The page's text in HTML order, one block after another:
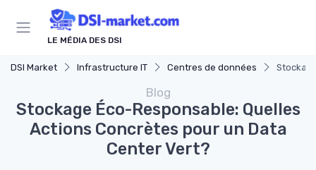
LE MÉDIA DES DSI
DSI Market Infrastructure IT Centres de données
Blog
Stockage Éco-Responsable: Quelles
Actions Concrètes pour un Data
Center Vert?
Panneau de gestion des cookies